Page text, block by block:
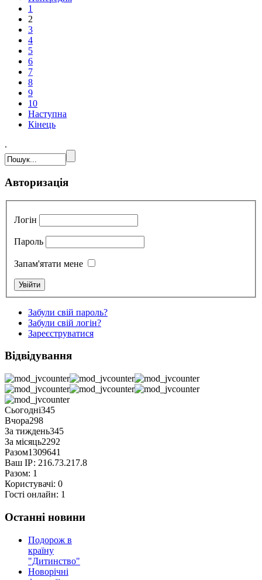
1
2
3
4
5
6
7
8
9
10
Наступна
Кінець
.
Авторизація
Логін
Пароль
Запам'ятати мене
Забули свій пароль?
Забули свій логін?
Зареєструватися
Відвідування
Сьогодні345
Вчора298
За тиждень345
За місяць2292
Разом1309641
Ваш ІР: 216.73.217.8
Разом: 1
Користувачі: 0
Гості онлайн: 1
Останні новини
Подорож в
країну
"Дитинство"
Новорічні